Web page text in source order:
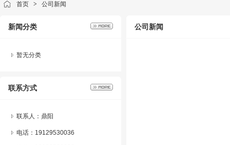
首页 > 公司新闻
新闻分类
暂无分类
联系方式
联系人：鼎阳
电话：19129530036
公司新闻